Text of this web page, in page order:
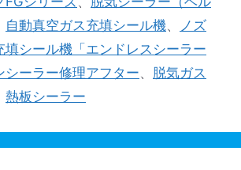
自動真空ガス充填シール機、
ノズ
填シール機「エンドレスシーラー
シーラー修理アフター、 脱気ガス
熱板シーラー